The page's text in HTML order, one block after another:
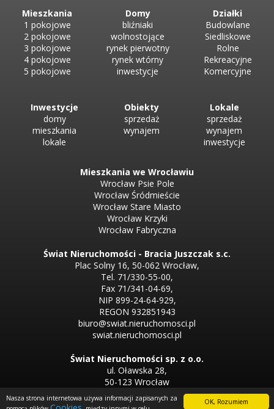
OK, Rozumiem
Nasza strona internetowa używa informacji zapisanych za
handlowo-usługową. Przez ostatnie 2 dekady w lokalu...
Mieszkania
1 pokojowe
2 pokojowe
3 pokojowe
4 pokojowe
5 pokojowe
Domy
bliźniaki
wolnostojące
rynek pierwotny
rynek wtórny
inwestycje
Działki
Budowlane
Siedliskowe
Rolne
Rekreacyjne
Komercyjne
Inwestycje
domy
mieszkania
lokale
Obiekty
sprzedaż
wynajem
Lokale
sprzedaż
wynajem
inwestycje
Mieszkania we Wrocławiu
Wrocław Psie Pole
Wrocław Śródmieście
Wrocław Stare Miasto
Wrocław Krzyki
Wrocław Fabryczna
Świat Nieruchomości - Bracia Juszczak s.c.
Plac Solny 16, 50-062 Wrocław,
Tel. 71/330-55-00,
Fax 71/341-04-69,
NIP 899-24-64-929,
REGON 932851943
biuro@swiat.nieruchomosci.pl
swiat.nieruchomosci.pl
Świat Nieruchomości sp. z o.o.
ul. Oławska 28,
50-123 Wrocław
Tel. 71/330-50-50,
Tel. 71/330-33-00